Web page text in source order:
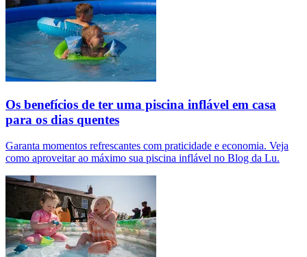
Os benefícios de ter uma piscina inflável em casa
para os dias quentes
Garanta momentos refrescantes com praticidade e economia. Veja
como aproveitar ao máximo sua piscina inflável no Blog da Lu.